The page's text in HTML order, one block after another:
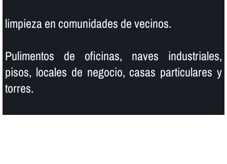
limpieza en comunidades de vecinos.
Pulimentos de oficinas, naves industriales,
pisos, locales de negocio, casas particulares y
torres.